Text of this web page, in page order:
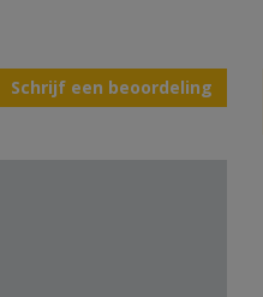
Schrijf een beoordeling